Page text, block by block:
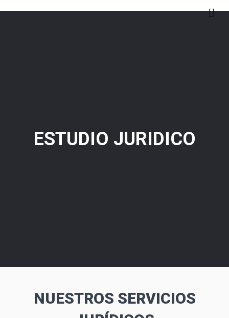
M
ESTUDIO JURIDICO
NUESTROS SERVICIOS